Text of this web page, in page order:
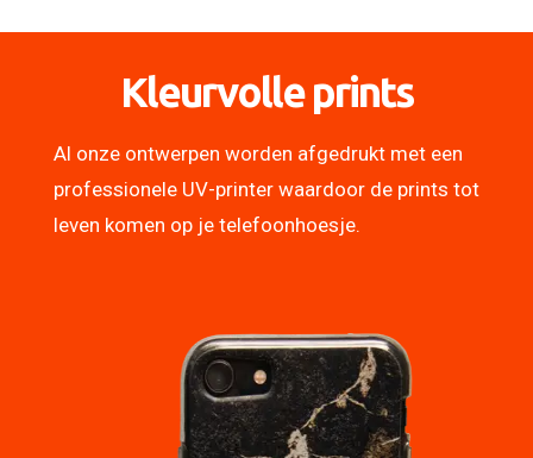
Kleurvolle prints
Al onze ontwerpen worden afgedrukt met een
professionele UV-printer waardoor de prints tot
leven komen op je telefoonhoesje.